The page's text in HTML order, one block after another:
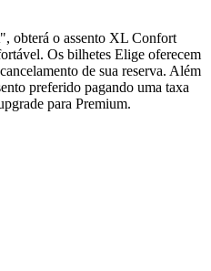
obterá o assento XL Confort
Os bilhetes Elige oferecem
de sua reserva. Além
preferido pagando uma taxa
para Premium.